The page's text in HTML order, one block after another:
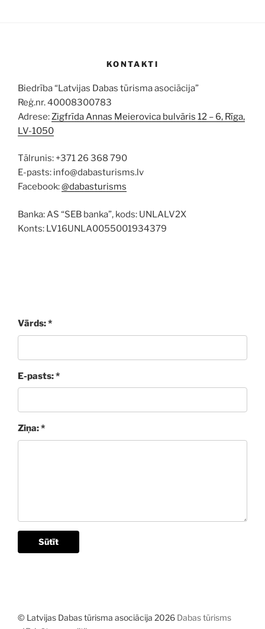
KONTAKTI
Biedrība “Latvijas Dabas tūrisma asociācija”
Reģ.nr. 40008300783
Adrese:Zigfrīda Annas Meierovica bulvāris 12 – 6, Rīga,
LV-1050
Tālrunis: +371 26 368 790
E-pasts: info@dabasturisms.lv
Facebook:@dabasturisms
Banka: AS “SEB banka”, kods: UNLALV2X
Konts: LV16UNLA0055001934379
Vārds: *
E-pasts: *
Ziņa: *
Sūtīt
© Latvijas Dabas tūrisma asociācija 2026 Dabas tūrisms